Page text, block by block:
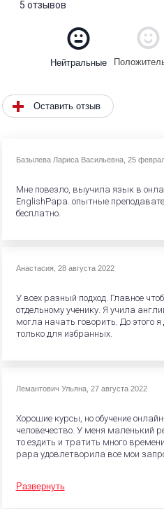
5 отзывов
Нейтральные
Оставить отзыв
Базылева Лариса Васильевна, 25
Мне повезло, выучила язык в
EnglishPapa. опытные
бесплатно.
Анастасия, 28 августа 2022
У всех разный подход. Главное
отдельному ученику. Я учила
могла начать говорить. До этого
только для избранных.
Лемантович Ульяна, 27 августа 2022
Хорошие курсы, но обучение
человечество. У меня маленький
то ездить и тратить много
papa удовлетворила все мои
Развернуть